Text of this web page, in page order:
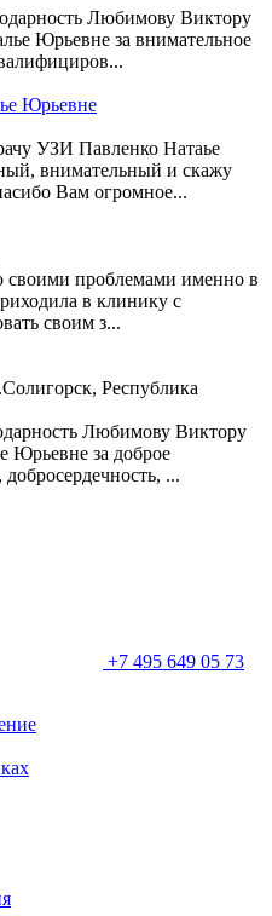
Любимову Виктору
Юрьевне за внимательное
Юрьевне
УЗИ Павленко Натаье
внимательный и скажу
Вам огромное...
своими проблемами именно в
в клинику с
своим з...
Республика
Любимову Виктору
Юрьевне за доброе
...
+7 495 649 05 73